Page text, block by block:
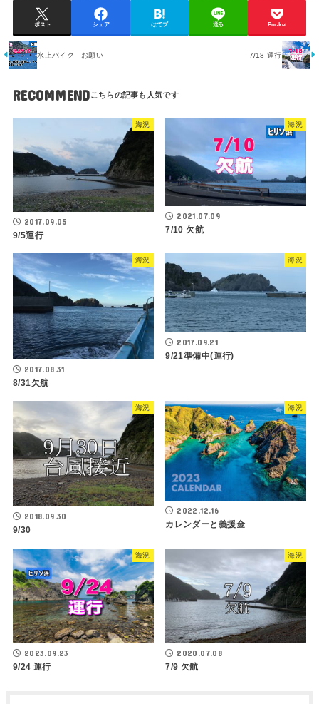
ポスト シェア はてブ 送る Pocket
水上バイク お願い 7/18 運行
RECOMMEND
海況
2017.09.05
9/5運行
海況
2021.07.09
7/10 欠航
海況
2017.08.31
8/31欠航
海況
2017.09.21
9/21準備中(運行)
海況
2018.09.30
9/30
海況
2022.12.16
カレンダーと義援金
海況
2023.09.23
9/24 運行
海況
2020.07.08
7/9 欠航